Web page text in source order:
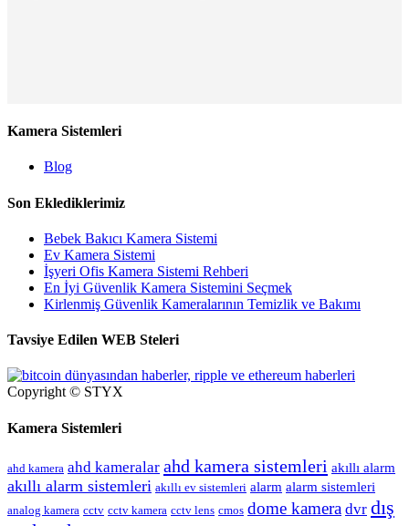
Kamera Sistemleri
Blog
Son Eklediklerimiz
Bebek Bakıcı Kamera Sistemi
Ev Kamera Sistemi
İşyeri Ofis Kamera Sistemi Rehberi
En İyi Güvenlik Kamera Sistemini Seçmek
Kirlenmiş Güvenlik Kameralarının Temizlik ve Bakımı
Tavsiye Edilen WEB Steleri
Copyright © STYX
Kamera Sistemleri
ahd kamera ahd kameralar ahd kamera sistemleri akıllı alarm
akıllı alarm sistemleri akıllı ev sistemleri alarm alarm sistemleri
analog kamera cctv cctv kamera cctv lens cmos dome kamera dvr dış